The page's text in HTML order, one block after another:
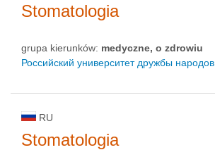
Stomatologia
grupa kierunków: medyczne, o zdrowiu
Российский университет дружбы народов
RU
Stomatologia